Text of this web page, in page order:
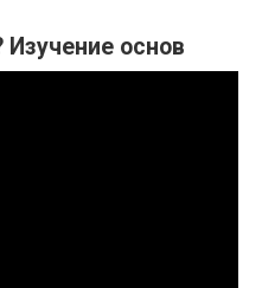
Изучение основ